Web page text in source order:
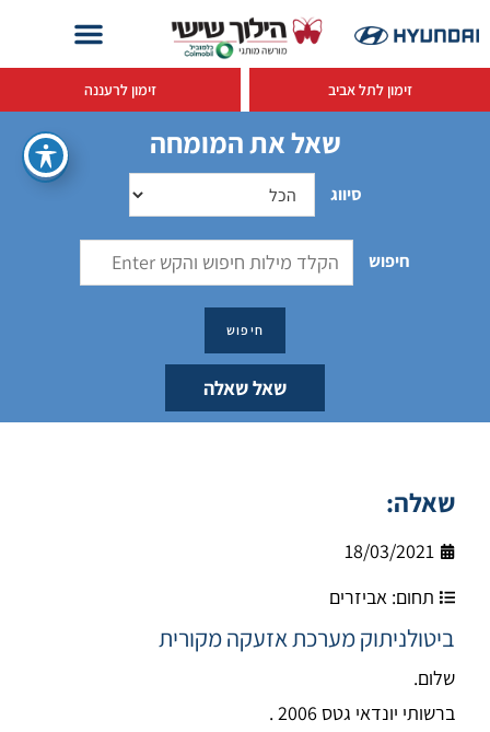
זימון לתל אביב זימון לרעננה
שאל את המומחה
סיווג
חיפוש
שאל שאלה
שאלה:
18/03/2021
תחום: אביזרים
ביטולניתוק מערכת אזעקה מקורית
שלום.
ברשותי יונדאי גטס 2006 .